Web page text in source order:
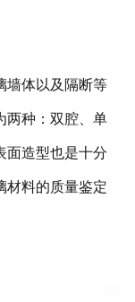
墙体以及隔断等
两种：双腔、单
面造型也是十分
材料的质量鉴定